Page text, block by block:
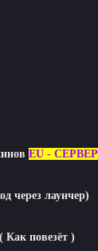
EU - CЕРВЕР
через лаунчер)
Как повезёт )